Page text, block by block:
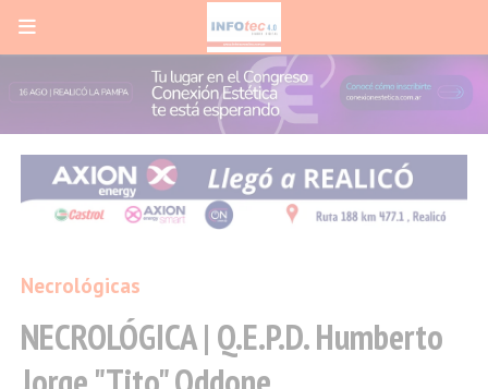
NECROLÓGICA | Q.E.P.D. Humberto
Necrológicas